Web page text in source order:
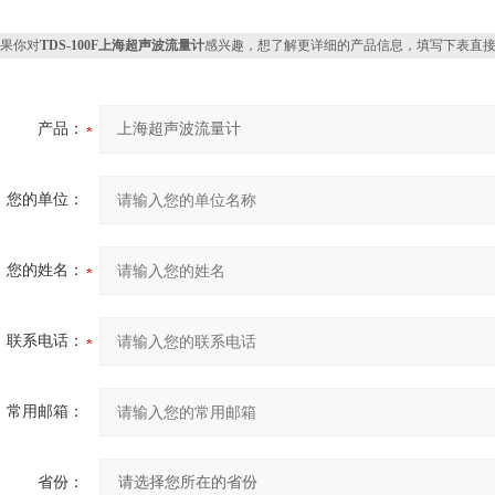
你对TDS-100F上海超声波流量计感兴趣，想了解更详细的产品信息，填写下表直
产品：
您的单位：
您的姓名：
联系电话：
常用邮箱：
省份：